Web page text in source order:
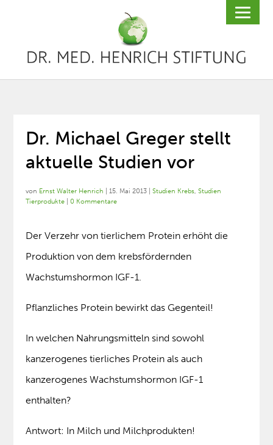
Dr. Michael Greger stellt
aktuelle Studien vor
von Ernst Walter Henrich |15. Mai 2013 |Studien Krebs,Studien
Tierprodukte |0 Kommentare
Der Verzehr von tierlichem Protein erhöht die
Produktion von dem krebsfördernden
Wachstumshormon IGF-1.
Pflanzliches Protein bewirkt das Gegenteil!
In welchen Nahrungsmitteln sind sowohl
kanzerogenes tierliches Protein als auch
kanzerogenes Wachstumshormon IGF-1
enthalten?
Antwort: In Milch und Milchprodukten!